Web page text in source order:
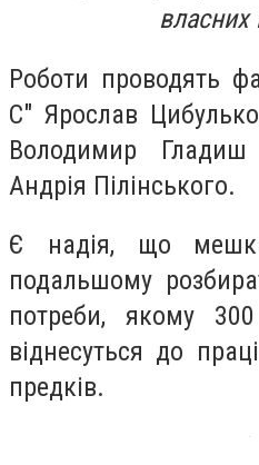
власних
Роботи проводять
С" Ярослав
Володимир Гладиш
Андрія Пілінського.
Є надія, що
подальшому
потреби, якому
віднесуться до
предків.